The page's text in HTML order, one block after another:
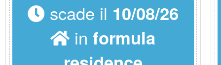
scade il 10/08/26
informula